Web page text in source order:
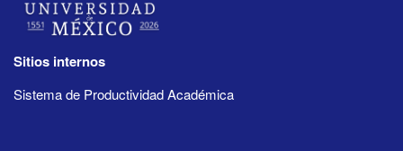
Sitios internos
Sistema de Productividad Académica